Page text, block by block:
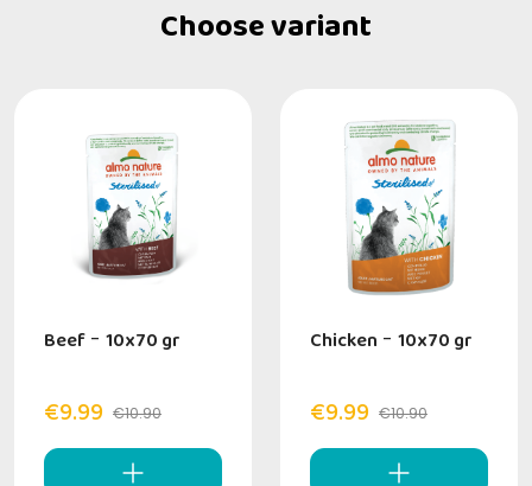
Choose variant
Beef - 10x70 gr
€9.99 €10.90
Chicken - 10x70 gr
€9.99 €10.90